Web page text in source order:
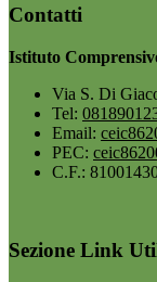
Contatti
Istituto
Via S. Di
Tel:
Email:
PEC:
C.F.:
Sezione Link